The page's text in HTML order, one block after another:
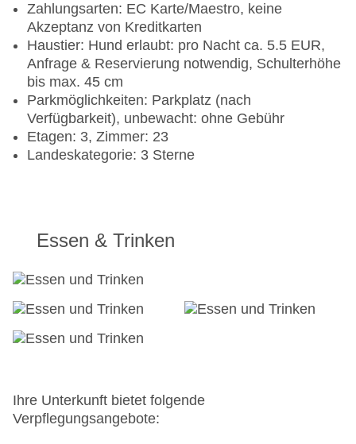
Zahlungsarten: EC Karte/Maestro, keine
Akzeptanz von Kreditkarten
Haustier: Hund erlaubt: pro Nacht ca. 5.5 EUR,
Anfrage & Reservierung notwendig, Schulterhöhe
bis max. 45 cm
Parkmöglichkeiten: Parkplatz (nach
Verfügbarkeit), unbewacht: ohne Gebühr
Etagen: 3, Zimmer: 23
Landeskategorie: 3 Sterne
Essen & Trinken
Ihre Unterkunft bietet folgende
Verpflegungsangebote: